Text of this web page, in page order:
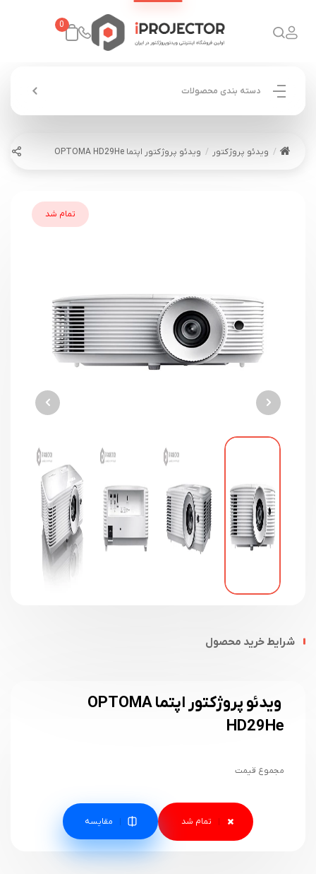
0
دسته بندی محصولات
ویدئو پروژکتور ویدئو پروژکتور اپتما OPTOMA HD29He
تمام شد
شرایط خرید محصول
ویدئو پروژکتور اپتما OPTOMA
HD29He
مجموع قیمت
مقایسه